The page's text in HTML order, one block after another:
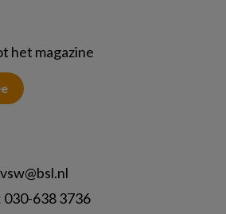
het magazine
638 3736